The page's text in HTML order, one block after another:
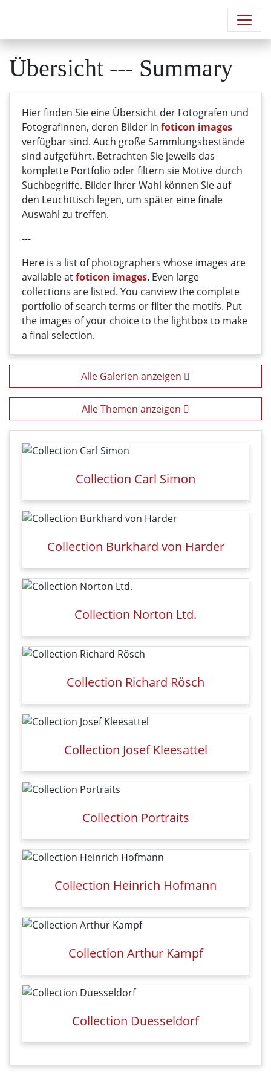
Übersicht --- Summary
Hier finden Sie eine Übersicht der Fotografen und
Fotografinnen, deren Bilder in foticon images
verfügbar sind. Auch große Sammlungsbestände
sind aufgeführt. Betrachten Sie jeweils das
komplette Portfolio oder filtern sie Motive durch
Suchbegriffe. Bilder Ihrer Wahl können Sie auf
den Leuchttisch legen, um später eine finale
Auswahl zu treffen.
---
Here is a list of photographers whose images are
availableatfoticon images. Even large
collections are listed. You canview the complete
portfolio ofsearch terms or filterthe motifs. Put
the images of your choiceto the lightboxto make
a final selection.
Alle Galerien anzeigen
Alle Themen anzeigen
Collection Carl Simon
Collection Burkhard von Harder
Collection Norton Ltd.
Collection Richard Rösch
Collection Josef Kleesattel
Collection Portraits
Collection Heinrich Hofmann
Collection Arthur Kampf
Collection Duesseldorf